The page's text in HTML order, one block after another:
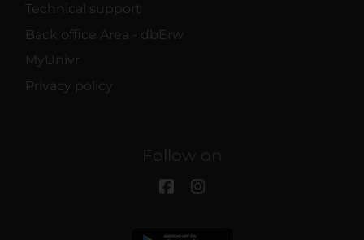
Technical support
Back office Area - dbErw
MyUnivr
Privacy policy
Follow on